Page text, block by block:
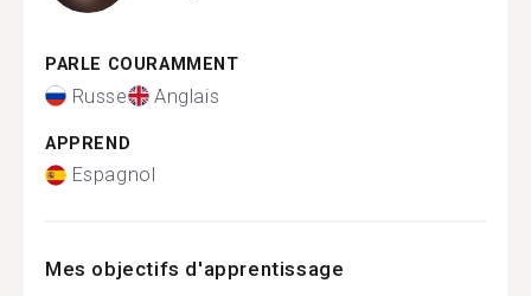
PARLE COURAMMENT
Russe Anglais
APPREND
Espagnol
Mes objectifs d'apprentissage